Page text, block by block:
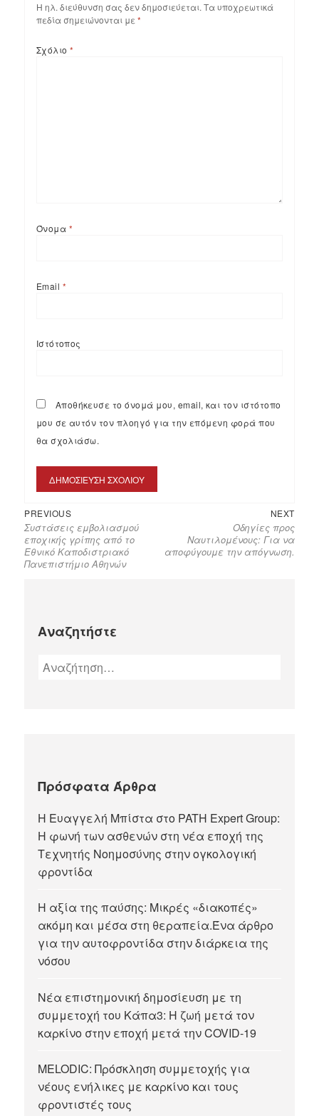
Η ηλ. διεύθυνση σας δεν δημοσιεύεται. Τα υποχρεωτικά
πεδία σημειώνονται με *
Σχόλιο *
Όνομα *
Email *
Ιστότοπος
Αποθήκευσε το όνομά μου, email, και τον ιστότοπο
μου σε αυτόν τον πλοηγό για την επόμενη φορά που
θα σχολιάσω.
PREVIOUS
Συστάσεις εμβολιασμού
εποχικής γρίπης από το
Εθνικό Καποδιστριακό
Πανεπιστήμιο Αθηνών
NEXT
Οδηγίες προς
Ναυτιλομένους: Για να
αποφύγουμε την απόγνωση.
Αναζητήστε
Πρόσφατα Άρθρα
Η Ευαγγελή Μπίστα στο PATH Expert Group:
Η φωνή των ασθενών στη νέα εποχή της
Τεχνητής Νοημοσύνης στην ογκολογική
φροντίδα
Η αξία της παύσης: Μικρές «διακοπές»
ακόμη και μέσα στη θεραπεία.Ένα άρθρο
για την αυτοφροντίδα στην διάρκεια της
νόσου
Νέα επιστημονική δημοσίευση με τη
συμμετοχή του Κάπα3: Η ζωή μετά τον
καρκίνο στην εποχή μετά την COVID-19
MELODIC: Πρόσκληση συμμετοχής για
νέους ενήλικες με καρκίνο και τους
φροντιστές τους